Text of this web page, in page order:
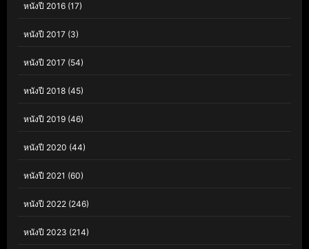
หนังปี 2016 (17)
หนังปี 2017 (3)
หนังปี 2017 (54)
หนังปี 2018 (45)
หนังปี 2019 (46)
หนังปี 2020 (44)
หนังปี 2021 (60)
หนังปี 2022 (246)
หนังปี 2023 (214)